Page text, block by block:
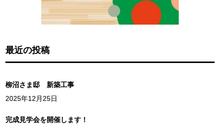
最近の投稿
柳沼さま邸 新築工事
2025年12月25日
完成見学会を開催します！